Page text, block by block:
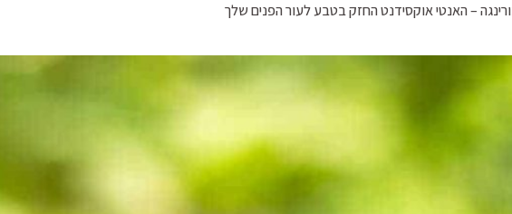
– האנטי אוקסידנט החזק בטבע לעור הפנים שלך